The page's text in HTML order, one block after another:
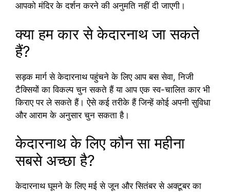
आपको मंदिर के दर्शन करने की अनुमति नहीं दी जाएगी।
क्या हम कार से केदारनाथ जा सकते
हैं?
सड़क मार्ग से केदारनाथ पहुंचने के लिए आप बस सेवा, निजी
टैक्सियों का विकल्प चुन सकते हैं या आप एक स्व-चालित कार भी
किराए पर ले सकते हैं। ऐसे कई तरीके हैं जिन्हें कोई अपनी सुविधा
और आराम के अनुसार चुन सकता है।
केदारनाथ के लिए कौन सा महीना
सबसे अच्छा है?
केदारनाथ घूमने के लिए मई से जून और सितंबर से अक्टूबर का